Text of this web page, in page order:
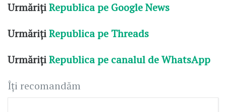
UrmărițiRepublica pe Google News
UrmărițiRepublica pe Threads
UrmărițiRepublica pe canalul de WhatsApp
Îți recomandăm